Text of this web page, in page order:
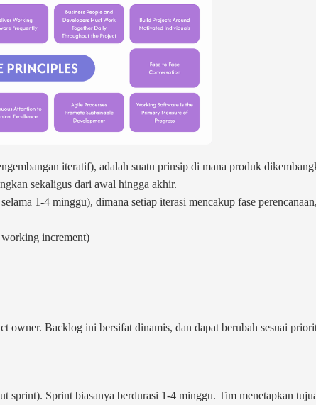
iteratif), adalah suatu prinsip di mana produk
sekaligus dari awal hingga akhir.
1-4 minggu), dimana setiap iterasi mencakup fase
increment)
Backlog ini bersifat dinamis, dan dapat berubah sesuai
Sprint biasanya berdurasi 1-4 minggu. Tim menetapkan